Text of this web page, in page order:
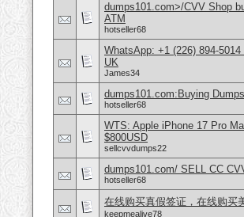
dumps101.com>/CVV Shop
ATM
hotseller68
WhatsApp: +1 (226) 894-
UK
James34
dumps101.com:Buying
hotseller68
WTS: Apple iPhone 17 Pro
$800USD
sellcvvdumps22
dumps101.com/ SELL CC
hotseller68
在线购买真假签证，在线购买
keepmealive78